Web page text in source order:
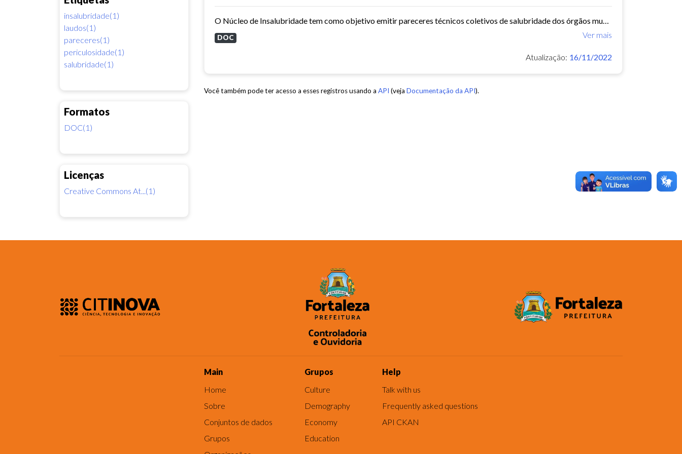
insalubridade(1)
laudos(1)
pareceres(1)
periculosidade(1)
salubridade(1)
Formatos
DOC(1)
Licenças
Creative Commons At...(1)
O Núcleo de Insalubridade tem como objetivo emitir pareceres técnicos coletivos de salubridade dos órgãos municipais e pareceres técnicos individuais dos servidores que postulem...
Ver mais
DOC
Atualização: 16/11/2022
Você também pode ter acesso a esses registros usando a API (veja Documentação da API).
Main
Home
Sobre
Conjuntos de dados
Grupos
Grupos
Culture
Demography
Economy
Education
Help
Talk with us
Frequently asked questions
API CKAN